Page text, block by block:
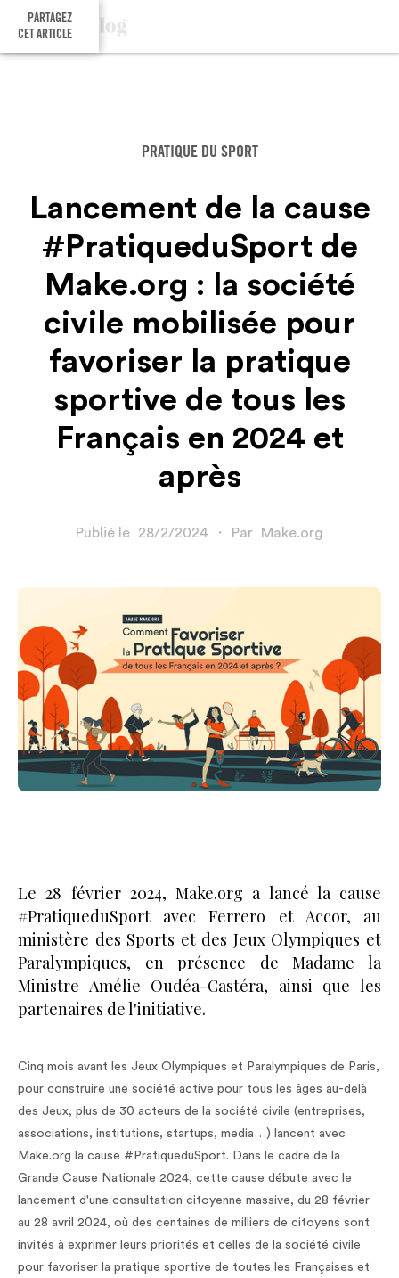
PARTAGEZ
CET ARTICLE
PRATIQUE DU SPORT
Lancement de la cause
#PratiqueduSport de
Make.org : la société
civile mobilisée pour
favoriser la pratique
sportive de tous les
Français en 2024 et
après
Publié le 28/2/2024 ・ Par Make.org
Le 28 février 2024, Make.org a lancé la cause
#PratiqueduSport avec Ferrero et Accor, au
ministère des Sports et des Jeux Olympiques et
Paralympiques, en présence de Madame la
Ministre Amélie Oudéa-Castéra, ainsi que les
partenaires de l'initiative.
Cinq mois avant les Jeux Olympiques et Paralympiques de Paris,
pour construire une société active pour tous les âges au-delà
des Jeux, plus de 30 acteurs de la société civile (entreprises,
associations, institutions, startups, media…) lancent avec
Make.org la cause #PratiqueduSport. Dans le cadre de la
Grande Cause Nationale 2024, cette cause débute avec le
lancement d'une consultation citoyenne massive, du 28 février
au 28 avril 2024, où des centaines de milliers de citoyens sont
invités à exprimer leurs priorités et celles de la société civile
pour favoriser la pratique sportive de toutes les Françaises et